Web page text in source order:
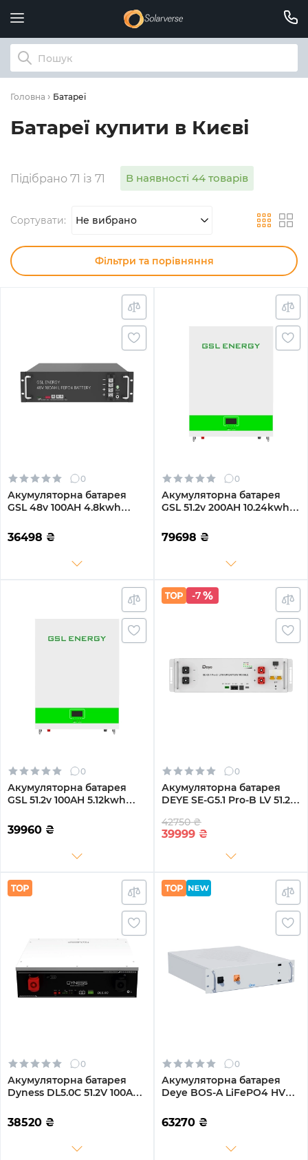
Головна Батареї
Батареї купити в Києві
Підібрано 71 із 71 В наявності 44 товарів
Сортувати: Не вибрано
Фільтри та порівняння
0
Акумуляторна батарея
GSL 48v 100AH 4.8kwh
36498 ₴
0
Акумуляторна батарея
GSL 51.2v 200AH 10.24kwh
GBP2)
79698 ₴
0
Акумуляторна батарея
GSL 51.2v 100AH 5.12kwh
GBP2)
39960 ₴
-7
0
Акумуляторна батарея
DEYE SE-G5.1 Pro-B LV 51.2V
42750 ₴
39999 ₴
0
Акумуляторна батарея
Dyness DL5.0C 51.2V 100Ah
38520 ₴
0
Акумуляторна батарея
Deye BOS-A LiFePO4 HV
BMS (BOS-A)
63270 ₴